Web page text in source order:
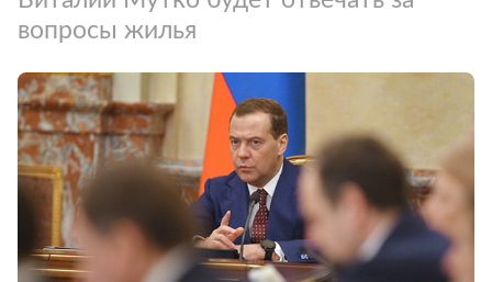
вопросы жилья